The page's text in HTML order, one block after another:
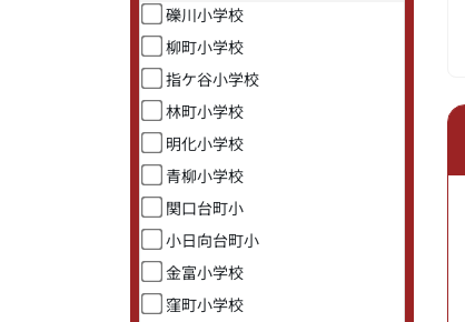
礫川小学校
柳町小学校
指ケ谷小学校
林町小学校
明化小学校
青柳小学校
関口台町小
小日向台町小
金富小学校
窪町小学校